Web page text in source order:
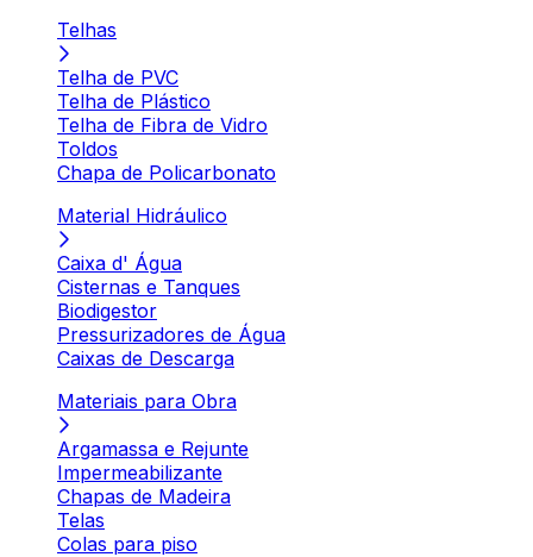
Telhas
Telha de PVC
Telha de Plástico
Telha de Fibra de Vidro
Toldos
Chapa de Policarbonato
Material Hidráulico
Caixa d' Água
Cisternas e Tanques
Biodigestor
Pressurizadores de Água
Caixas de Descarga
Materiais para Obra
Argamassa e Rejunte
Impermeabilizante
Chapas de Madeira
Telas
Colas para piso